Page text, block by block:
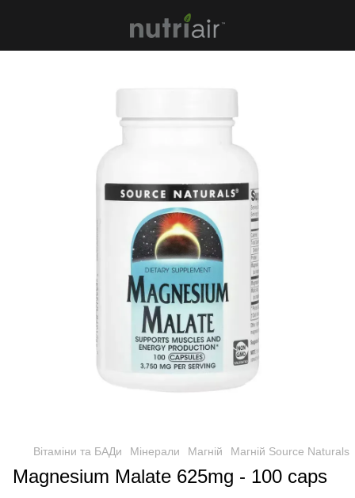
Вітаміни та БАДи Мінерали Магній Магній Source Naturals
Magnesium Malate 625mg - 100 caps